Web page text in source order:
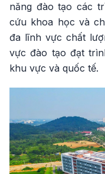
năng đào tạo các
cứu khoa học và
đa lĩnh vực chất
vực đào tạo đạt
khu vực và quốc tế.